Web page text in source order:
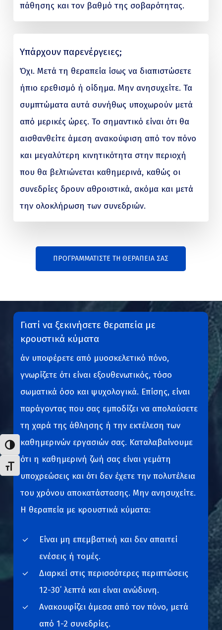
Εναλλαγή Υψηλής Αντίθεσης
Εναλλαγή Μεγέθους Γραμμάτων
πάθησης και τον βαθμό της σοβαρότητας.
Υπάρχουν παρενέργειες;
Όχι. Μετά τη θεραπεία ίσως να διαπιστώσετε
ήπιο ερεθισμό ή οίδημα. Μην ανησυχείτε. Τα
συμπτώματα αυτά συνήθως υποχωρούν μετά
από μερικές ώρες. Το σημαντικό είναι ότι θα
αισθανθείτε άμεση ανακούφιση από τον πόνο
και μεγαλύτερη κινητικότητα στην περιοχή
που θα βελτιώνεται καθημερινά, καθώς οι
συνεδρίες δρουν αθροιστικά, ακόμα και μετά
την ολοκλήρωση των συνεδριών.
ΠΡΟΓΡΑΜΜΑΤΙΣΤΕ ΤΗ ΘΕΡΑΠΕΙΑ ΣΑΣ
Γιατί να ξεκινήσετε θεραπεία με
κρουστικά κύματα
άν υποφέρετε από μυοσκελετικό πόνο,
γνωρίζετε ότι είναι εξουθενωτικός, τόσο
σωματικά όσο και ψυχολογικά. Επίσης, είναι
παράγοντας που σας εμποδίζει να απολαύσετε
τη χαρά της άθλησης ή την εκτέλεση των
καθημερινών εργασιών σας. Καταλαβαίνουμε
ότι η καθημερινή ζωή σας είναι γεμάτη
υποχρεώσεις και ότι δεν έχετε την πολυτέλεια
του χρόνου αποκατάστασης. Μην ανησυχείτε.
Η θεραπεία με κρουστικά κύματα:
Είναι μη επεμβατική και δεν απαιτεί
ενέσεις ή τομές.
Διαρκεί στις περισσότερες περιπτώσεις
12-30΄ λεπτά και είναι ανώδυνη.
Ανακουφίζει άμεσα από τον πόνο, μετά
από 1-2 συνεδρίες.